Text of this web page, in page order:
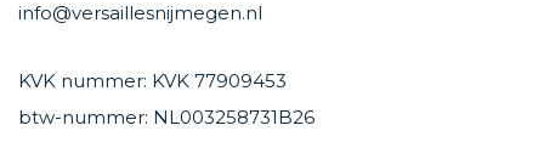
info@versaillesnijmegen.nl
KVK nummer: KVK 77909453
btw-nummer: NL003258731B26